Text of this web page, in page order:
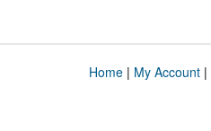
Home| My Account|